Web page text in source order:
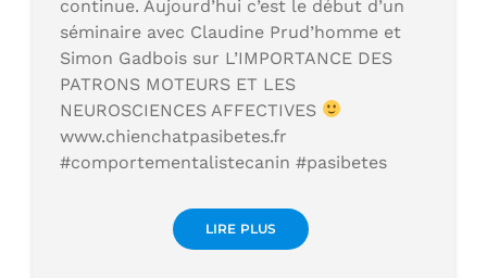
continue. Aujourd’hui c’est le début d’un
séminaire avec Claudine Prud’homme et
Simon Gadbois sur L’IMPORTANCE DES
PATRONS MOTEURS ET LES
NEUROSCIENCES AFFECTIVES
www.chienchatpasibetes.fr
#comportementalistecanin #pasibetes
LIRE PLUS